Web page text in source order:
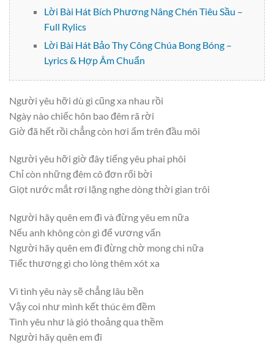
Lời Bài Hát Bích Phương Nâng Chén Tiêu Sầu –
Full Rylics
Lời Bài Hát Bảo Thy Công Chúa Bong Bóng –
Lyrics & Hợp Âm Chuẩn
Người yêu hỡi dù gì cũng xa nhau rồi
Ngày nào chiếc hôn bao đêm rã rời
Giờ đã hết rồi chẳng còn hơi ấm trên đầu môi
Người yêu hỡi giờ đây tiếng yêu phai phôi
Chỉ còn những đêm cô đơn rối bời
Giọt nước mắt rơi lặng nghe dòng thời gian trôi
Người hãy quên em đi và đừng yêu em nữa
Nếu anh không còn gì để vương vấn
Người hãy quên em đi đừng chờ mong chi nữa
Tiếc thương gì cho lòng thêm xót xa
Vì tình yêu này sẽ chẳng lâu bền
Vậy coi như mình kết thúc êm đềm
Tình yêu như là gió thoảng qua thềm
Người hãy quên em đi